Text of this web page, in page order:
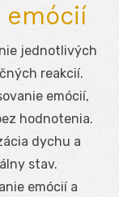
emócií
jednotlivých
reakcií.
emócií,
hodnotenia.
dychu a
stav.
emócií a